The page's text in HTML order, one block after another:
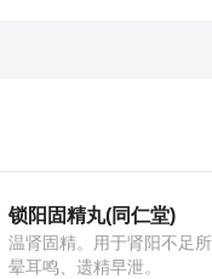
锁阳固精丸(同仁堂)
温肾固精。用于肾阳不足
晕耳鸣、遗精早泄。